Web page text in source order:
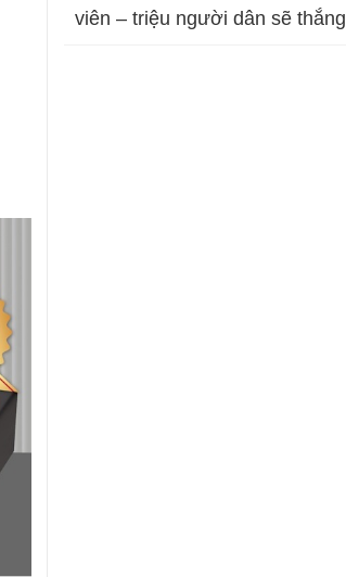
viên – triệu người dân sẽ thắng